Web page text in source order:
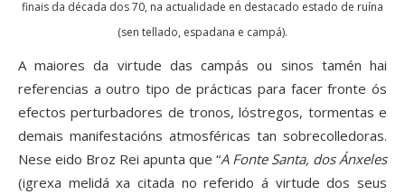
finais da década dos 70, na actualidade en destacado estado de ruína
(sen tellado, espadana e campá).
A maiores da virtude das campás ou sinos tamén hai
referencias a outro tipo de prácticas para facer fronte ós
efectos perturbadores de tronos, lóstregos, tormentas e
demais manifestacións atmosféricas tan sobrecolledoras.
Nese eido Broz Rei apunta que “A Fonte Santa, dos Ánxeles
(igrexa melidá xa citada no referido á virtude dos seus